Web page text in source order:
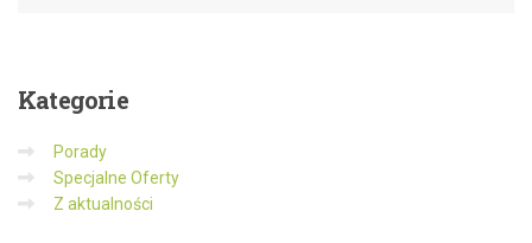
Kategorie
Porady
Specjalne Oferty
Z aktualności